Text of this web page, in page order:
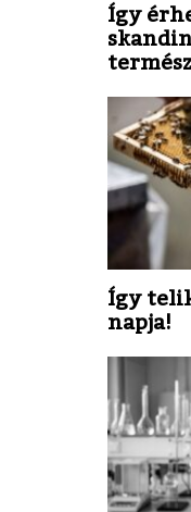
Így
Így
napja!